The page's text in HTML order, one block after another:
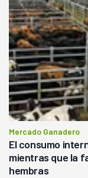
Mercado Ganadero
El consumo
mientras que la
hembras